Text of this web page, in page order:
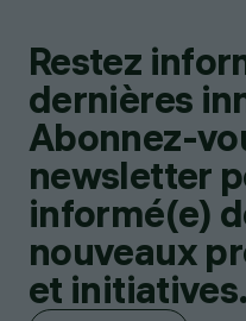
Restez
dernières
Abonnez-
newsletter
informé(e)
nouveaux
et initiatives.